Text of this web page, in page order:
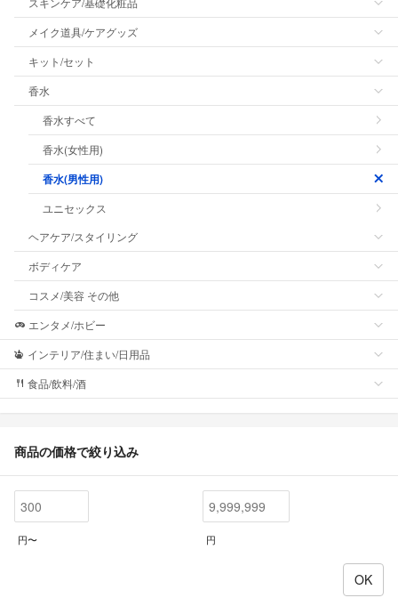
メイク道具/ケアグッズ
キット/セット
香水
香水すべて
香水(女性用)
香水(男性用)
ユニセックス
ヘアケア/スタイリング
ボディケア
コスメ/美容 その他
エンタメ/ホビー
インテリア/住まい/日用品
食品/飲料/酒
商品の価格で絞り込み
円〜 円